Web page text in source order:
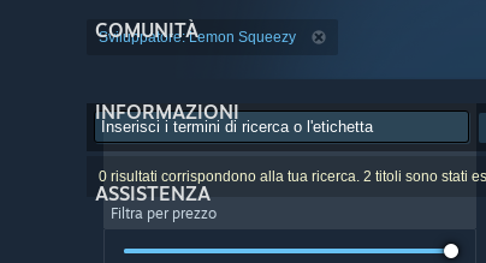
COMUNITÀ
INFORMAZIONI
ASSISTENZA
Sviluppatore: Lemon Squeezy
0 risultati corrispondono alla tua ricerca. 2 titoli sono stati
Filtra per prezzo